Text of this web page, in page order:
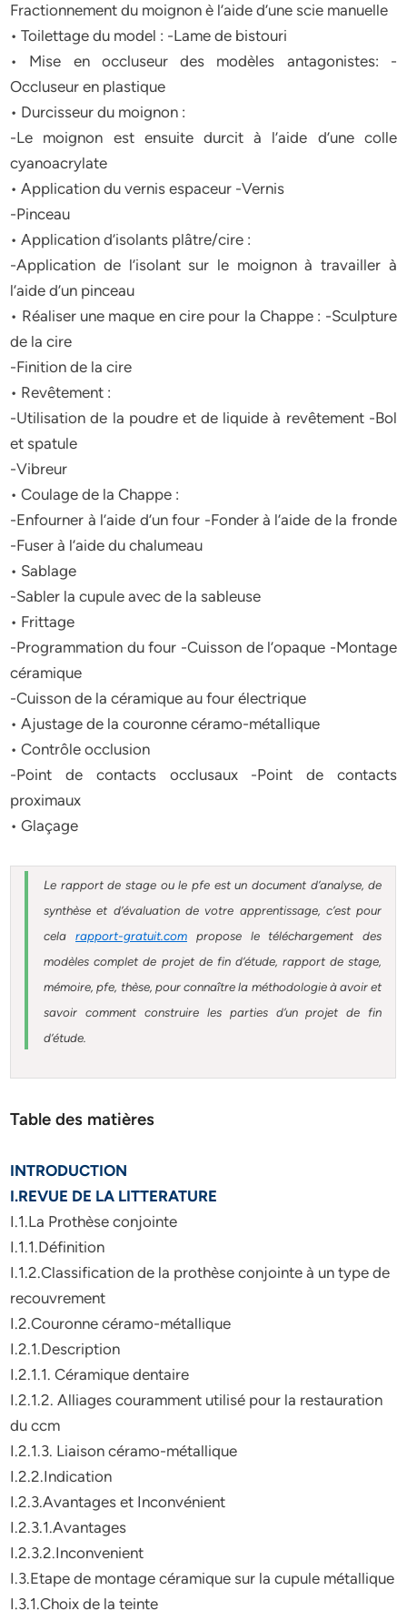
Fractionnement du moignon è l’aide d’une scie manuelle
• Toilettage du model : -Lame de bistouri
• Mise en occluseur des modèles antagonistes: -
Occluseur en plastique
• Durcisseur du moignon :
-Le moignon est ensuite durcit à l’aide d’une colle
cyanoacrylate
• Application du vernis espaceur -Vernis
-Pinceau
• Application d’isolants plâtre/cire :
-Application de l’isolant sur le moignon à travailler à
l’aide d’un pinceau
• Réaliser une maque en cire pour la Chappe : -Sculpture
de la cire
-Finition de la cire
• Revêtement :
-Utilisation de la poudre et de liquide à revêtement -Bol
et spatule
-Vibreur
• Coulage de la Chappe :
-Enfourner à l’aide d’un four -Fonder à l’aide de la fronde
-Fuser à l’aide du chalumeau
• Sablage
-Sabler la cupule avec de la sableuse
• Frittage
-Programmation du four -Cuisson de l’opaque -Montage
céramique
-Cuisson de la céramique au four électrique
• Ajustage de la couronne céramo-métallique
• Contrôle occlusion
-Point de contacts occlusaux -Point de contacts
proximaux
• Glaçage
Le rapport de stage ou le pfe est un document d’analyse, de
synthèse et d’évaluation de votre apprentissage, c’est pour
celarapport-gratuit.com propose le téléchargement des
modèles complet de projet de fin d’étude, rapport de stage,
mémoire, pfe, thèse, pour connaître la méthodologie à avoir et
savoir comment construire les parties d’un projet de fin
d’étude.
Table des matières
INTRODUCTION
I.REVUE DE LA LITTERATURE
I.1.La Prothèse conjointe
I.1.1.Définition
I.1.2.Classification de la prothèse conjointe à un type de
recouvrement
I.2.Couronne céramo-métallique
I.2.1.Description
I.2.1.1. Céramique dentaire
I.2.1.2. Alliages couramment utilisé pour la restauration
du ccm
I.2.1.3. Liaison céramo-métallique
I.2.2.Indication
I.2.3.Avantages et Inconvénient
I.2.3.1.Avantages
I.2.3.2.Inconvenient
I.3.Etape de montage céramique sur la cupule métallique
I.3.1.Choix de la teinte